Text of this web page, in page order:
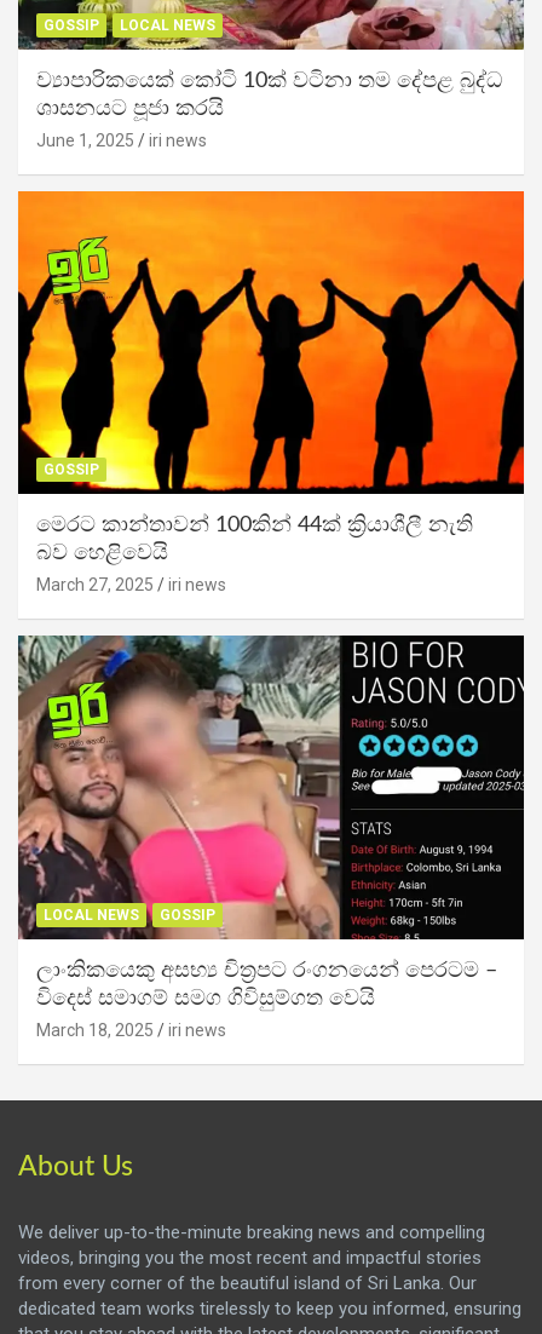
GOSSIP LOCAL NEWS
ව්‍යාපාරිකයෙක් කෝටි 10ක් වටිනා තම දේපළ බුද්ධ
ශාසනයට පූජා කරයි
June 1, 2025 iri news
GOSSIP
මෙරට කාන්තාවන් 100කින් 44ක් ක්‍රියාශීලී නැති
බව හෙළිවෙයි
March 27, 2025 iri news
LOCAL NEWS GOSSIP
ලාංකිකයෙකු අසභ්‍ය චිත්‍රපට රංගනයෙන් පෙරටම –
විදෙස් සමාගම් සමග ගිවිසුම්ගත වෙයි
March 18, 2025 iri news
About Us
We deliver up-to-the-minute breaking news and compelling
videos, bringing you the most recent and impactful stories
from every corner of the beautiful island of Sri Lanka. Our
dedicated team works tirelessly to keep you informed, ensuring